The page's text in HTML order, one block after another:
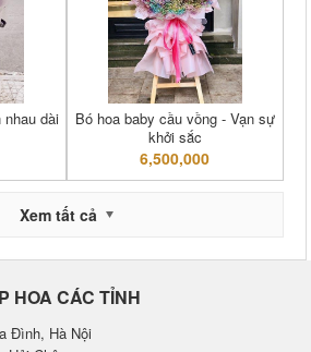
dài
Bó hoa baby cầu vồng - Vạn sự
khởi sắc
6,500,000
Xem tất cả
HOA CÁC TỈNH
Đình, Hà Nội